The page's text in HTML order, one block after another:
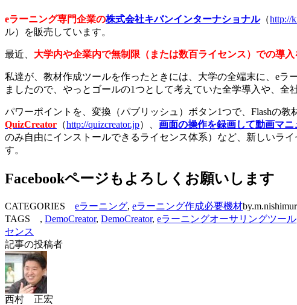
eラーニング専門企業の株式会社キバンインターナショナル（http://
ル）を販売しています。
最近、 大学内や企業内で無制限（または数百ライセンス）での導
私達が、教材作成ツールを作ったときには、大学の全端末に、e
ましたので、やっとゴールの1つとして考えていた全学導入や、全
パワーポイントを、変換（パブリッシュ）ボタン1つで、Flashの教
QuizCreator （http://quizcreator.jp）、 画面の操作を録画して動画マ
のみ自由にインストールできるライセンス体系）など、新しいラ
す。
Facebookページもよろしくお願いします
CATEGORIES eラーニング, eラーニング作成必要機材
TAGS , DemoCreator, DemoCreator, eラーニングオーサリングツール
センス
記事の投稿者
西村 正宏